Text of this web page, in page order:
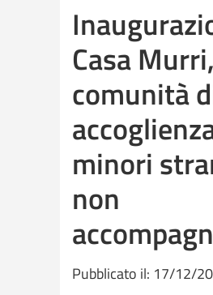
Casa Murri,
comunità
minori
non
Pubblicato il: 17/12/